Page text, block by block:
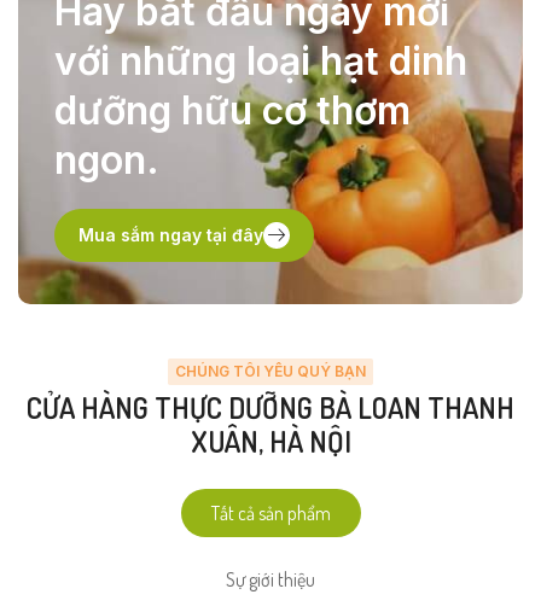
Hãy bắt đầu ngày mới
với những loại hạt dinh
dưỡng hữu cơ thơm
ngon.
Mua sắm ngay tại đây
CHÚNG TÔI YÊU QUÝ BẠN
CỬA HÀNG THỰC DƯỠNG BÀ LOAN THANH
XUÂN, HÀ NỘI
Tất cả sản phẩm
Sự giới thiệu